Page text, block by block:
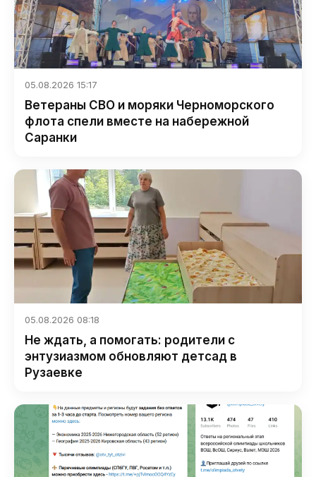
05.08.2026 15:17
Ветераны СВО и моряки Черноморского
флота спели вместе на набережной
Саранки
05.08.2026 08:18
Не ждать, а помогать: родители с
энтузиазмом обновляют детсад в
Рузаевке